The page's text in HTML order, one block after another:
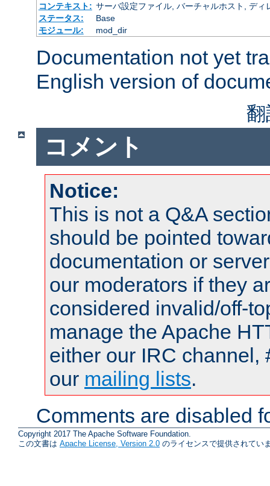
コンテキスト: サーバ設定ファイル, バーチャルホスト, ディ
ステータス:
Base
モジュール:
mod_dir
Documentation not yet
English version of
コメント
Notice:
This is not a Q&A
should be pointed
documentation or
our moderators if they
considered invalid/off-
manage the Apache
either our IRC channel,
our mailing lists.
Comments are disabled
Copyright 2017 The Apache Software Foundation.
この文書は Apache License, Version 2.0 のライセンスで提供されてい